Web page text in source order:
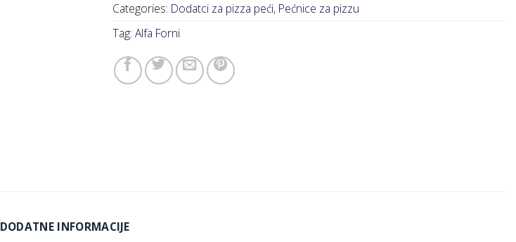
Categories: Dodatci za pizza peći, Pećnice za pizzu
Tag: Alfa Forni
DODATNE INFORMACIJE